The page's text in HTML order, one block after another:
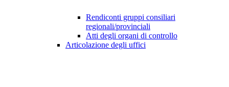
Rendiconti gruppi consiliari
regionali/provinciali
Atti degli organi di controllo
Articolazione degli uffici